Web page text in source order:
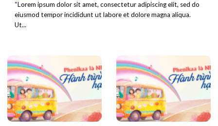
“Lorem ipsum dolor sit amet, consectetur adipiscing elit, sed do
eiusmod tempor incididunt ut labore et dolore magna aliqua.
Ut...